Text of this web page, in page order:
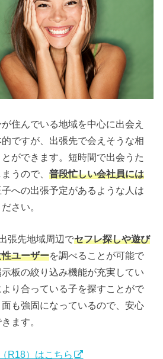
住んでいる地域を中心に出会え
ですが、出張先で会えそうな相
ができます。短時間で出会うた
うので、普段忙しい会社員には
への出張予定があるような人は
さい。
張先地域周辺でセフレ探しや遊び
ユーザーを調べることが可能で
板の絞り込み機能が充実してい
り合っている子を探すことがで
も強固になっているので、安心
ます。
R18）はこちら